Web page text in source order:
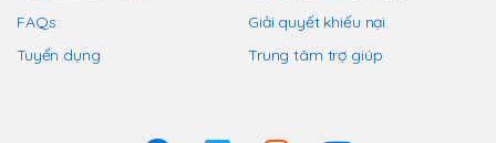
FAQs
Tuyển dụng
Giải quyết khiếu nại
Trung tâm trợ giúp